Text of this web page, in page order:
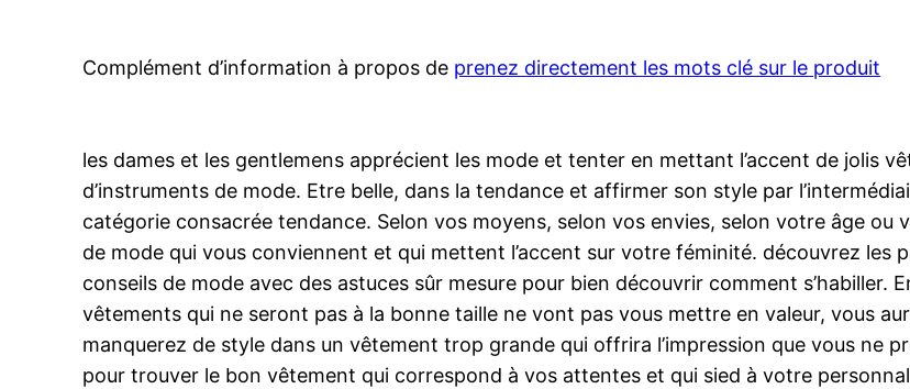
Complément d’information à propos de prenez directement les mots clé sur le produit
les dames et les gentlemens apprécient les mode et tenter en mettant l’accent de jolis
d’instruments de mode. Etre belle, dans la tendance et affirmer son style par
catégorie consacrée tendance. Selon vos moyens, selon vos envies, selon votre âge
de mode qui vous conviennent et qui mettent l’accent sur votre féminité. découvrez les
conseils de mode avec des astuces sûr mesure pour bien découvrir comment s’habiller.
vêtements qui ne seront pas à la bonne taille ne vont pas vous mettre en valeur, vous
manquerez de style dans un vêtement trop grande qui offrira l’impression que vous ne
pour trouver le bon vêtement qui correspond à vos attentes et qui sied à votre